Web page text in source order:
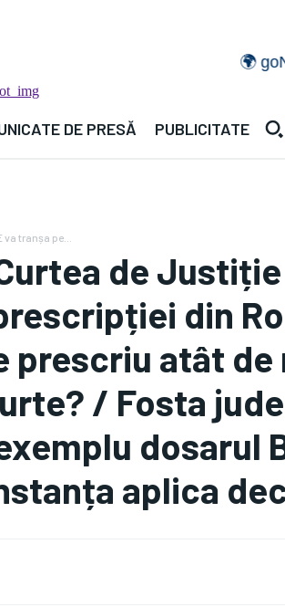
🌍
DE PRESĂ PUBLICITATE
tranșa pe...
de Justiție
din
prescriu atât de
/ Fosta
dosarul
aplica